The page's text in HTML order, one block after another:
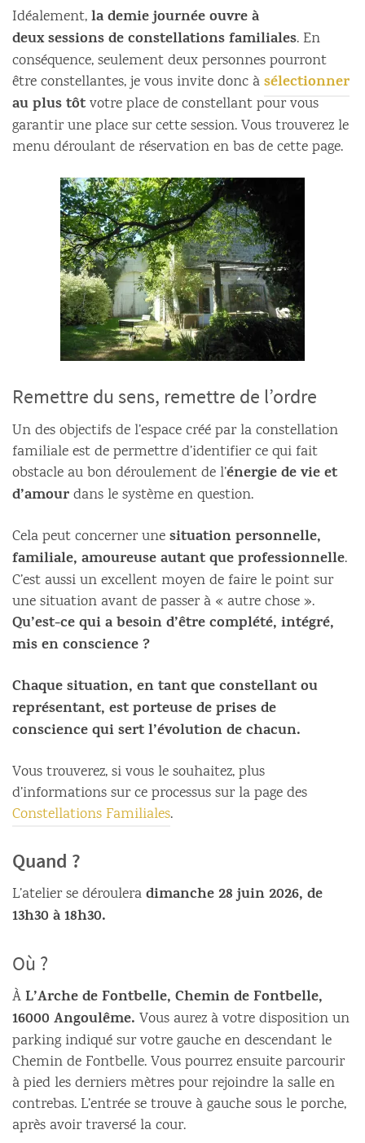
Idéalement,la demie journée ouvre à
deux sessions de constellations familiales. En
conséquence, seulement deux personnes pourront
être constellantes, je vous invite donc àsélectionner
au plus tôtvotre place de constellant pour vous
garantir une place sur cette session. Vous trouverez le
menu déroulant de réservation en bas de cette page.
Remettre du sens, remettre de l’ordre
Un des objectifs de l’espace créé par la constellation
familiale est de permettre d’identifier ce qui fait
obstacle au bon déroulement de l’énergie de vie et
d’amourdans le système en question.
Cela peut concerner unesituation personnelle,
familiale, amoureuse autant que professionnelle.
C’est aussi un excellent moyen de faire le point sur
une situation avant de passer à « autre chose ».
Qu’est-ce qui a besoin d’être complété, intégré,
mis en conscience ?
Chaque situation, en tant que constellant ou
représentant, est porteuse de prises de
conscience qui sert l’évolution de chacun.
Vous trouverez, si vous le souhaitez, plus
d’informations sur ce processus sur la page des
Constellations Familiales.
Quand ?
L’atelier se dérouleradimanche 28 juin 2026, de
13h30 à 18h30.
Où ?
ÀL’Arche de Fontbelle, Chemin de Fontbelle,
16000 Angoulême. Vous aurez à votre disposition un
parking indiqué sur votre gauche en descendant le
Chemin de Fontbelle. Vous pourrez ensuite parcourir
à pied les derniers mètres pour rejoindre la salle en
contrebas. L’entrée se trouve à gauche sous le porche,
après avoir traversé la cour.